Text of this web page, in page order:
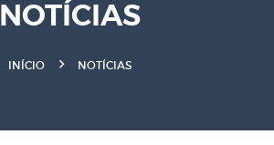
NOTÍCIAS
INÍCIO NOTÍCIAS